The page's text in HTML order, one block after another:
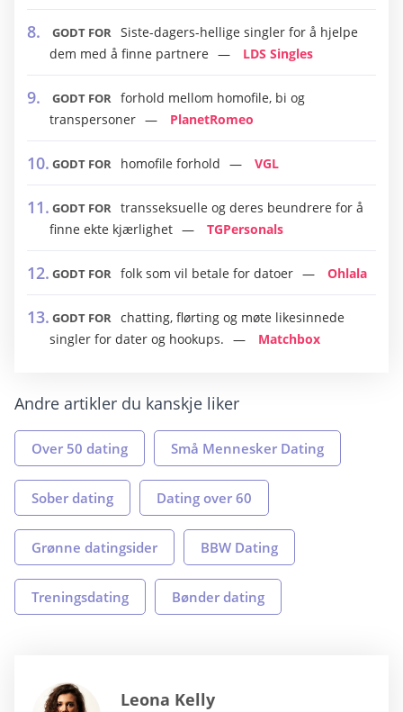
GODT FOR Siste-dagers-hellige singler for å hjelpe
dem med å finne partnere
LDS Singles
GODT FOR forhold mellom homofile, bi og
transpersoner
PlanetRomeo
GODT FOR homofile forhold VGL
GODT FOR transseksuelle og deres beundrere for å
finne ekte kjærlighet
TGPersonals
GODT FOR folk som vil betale for datoer Ohlala
GODT FOR chatting, flørting og møte likesinnede
singler for dater og hookups.
Matchbox
Andre artikler du kanskje liker
Over 50 dating Små Mennesker Dating
Sober dating Dating over 60
Grønne datingsider BBW Dating
Treningsdating Bønder dating
Leona Kelly